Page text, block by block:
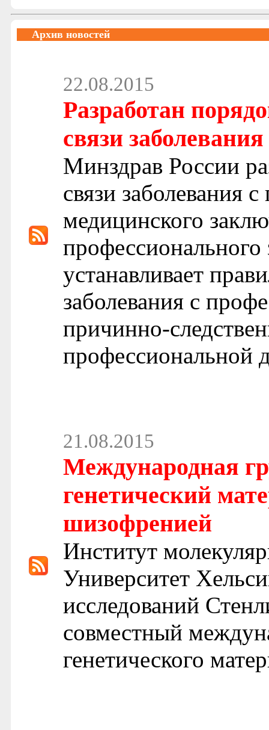
Архив новостей
22.08.2015
Разработан
связи
Минздрав России
связи заболевания
медицинского
устанавливает
заболевания с
причинно-
профессиональной
21.08.2015
Международная
генетический
шизофренией
Институт
Университет
исследований
совместный
генетического